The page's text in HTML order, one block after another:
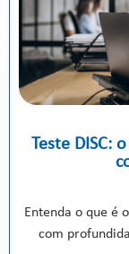
Teste DISC:
Entenda o que é
com